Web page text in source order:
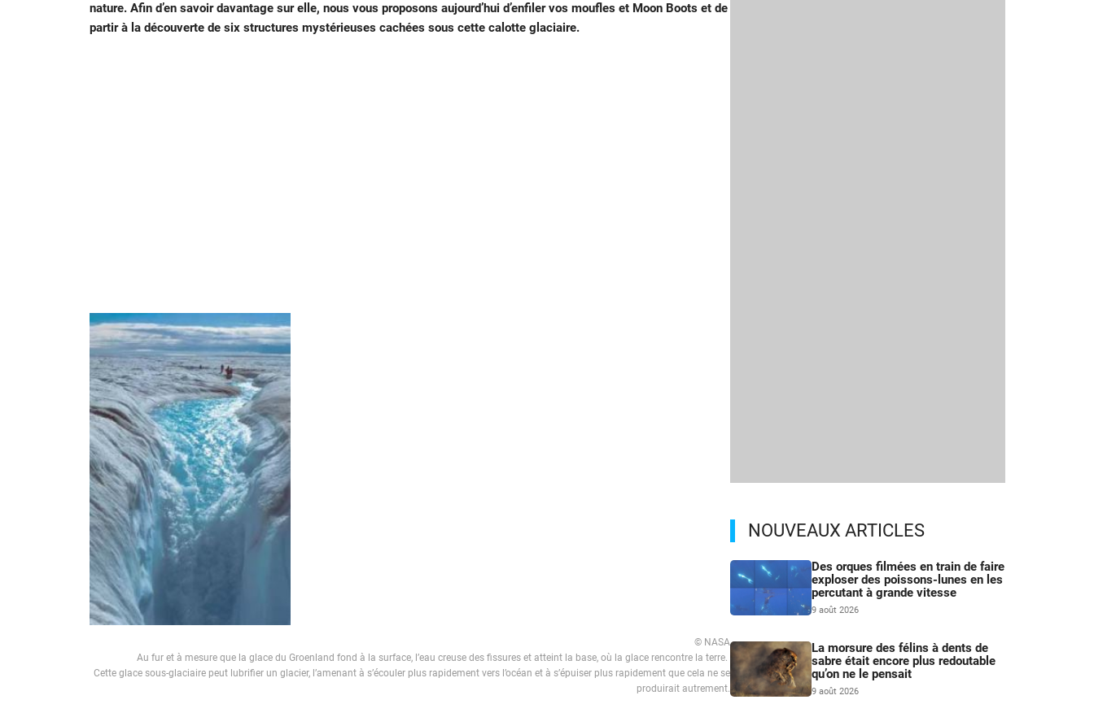
nature. Afin d’en savoir davantage sur elle, nous vous proposons aujourd’hui d’enfiler vos moufles et Moon Boots et de
partir à la découverte de six structures mystérieuses cachées sous cette calotte glaciaire.
© NASA
Au fur et à mesure que la glace du Groenland fond à la surface, l’eau creuse des fissures et atteint la base, où la glace rencontre la terre.
Cette glace sous-glaciaire peut lubrifier un glacier, l’amenant à s’écouler plus rapidement vers l’océan et à s’épuiser plus rapidement que cela ne se
produirait autrement.
NOUVEAUX ARTICLES
Des orques filmées en train de faire
exploser des poissons-lunes en les
percutant à grande vitesse
9 août 2026
La morsure des félins à dents de
sabre était encore plus redoutable
qu’on ne le pensait
9 août 2026